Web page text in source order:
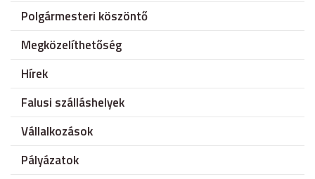
Polgármesteri köszöntő
Megközelíthetőség
Hírek
Falusi szálláshelyek
Vállalkozások
Pályázatok